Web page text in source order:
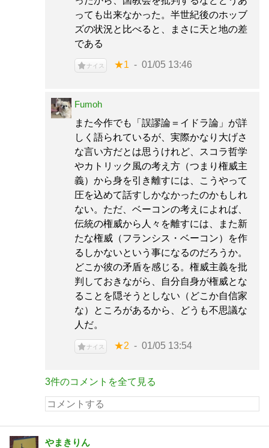
っても出来なかった。半世紀後のホッブ
ズの状況と比べると、まさに天と地の差
である
ナイス ★1 01/05 13:46
Fumoh
また今作でも「誤謬論＝イドラ論」が詳
しく語られているが、実際かなり大げさ
な言い方だとは思うけれど、スコラ哲学
やカトリック風の考え方（つまり権威主
義）から身を引き離すには、こうやって
圧を込めて話すしかなかったのかもしれ
ない。ただ、ベーコンの考えによれば、
伝統の権威から人々を離すには、また新
たな権威（フランシス・ベーコン）を作
るしかないという事になるのだろうか。
どこか彼の矛盾を感じる。権威主義を批
判しておきながら、自分自身が権威とな
ることを隠そうとしない（どこか自信家
な）ところがあるから、どうも不思議な
人だ。
ナイス ★2 01/05 13:54
3件のコメントを全て見る
やまきりん